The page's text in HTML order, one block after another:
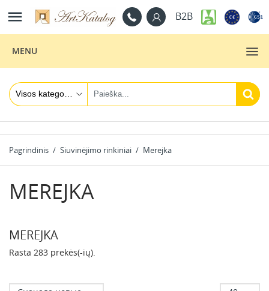
 B2B
MENU
Pagrindinis Siuvinėjimo rinkiniai Merejka
MEREJKA
MEREJKA
Rasta 283 prekės(-ių).